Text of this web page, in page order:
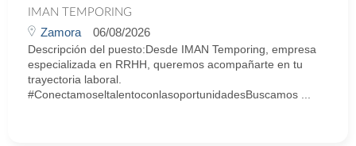
IMAN TEMPORING
Zamora 06/08/2026
Descripción del puesto:Desde IMAN Temporing, empresa
especializada en RRHH, queremos acompañarte en tu
trayectoria laboral.
#ConectamoseltalentoconlasoportunidadesBuscamos ...